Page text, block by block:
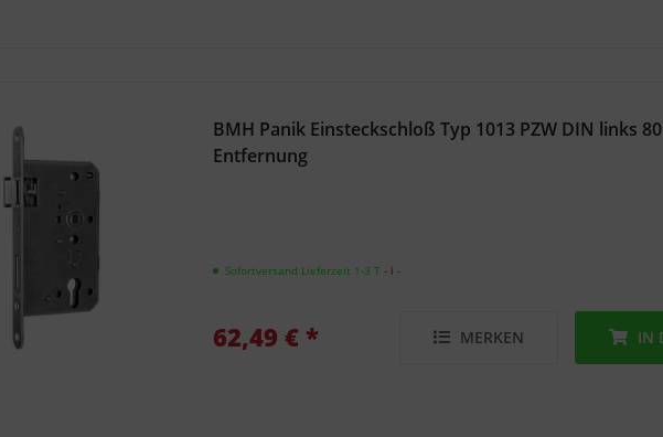
BMH Panik Einsteckschloß Typ 1013 PZW DIN links
Entfernung
Sofortversand Lieferzeit 1-3 T- ℹ -
62,49 € * MERKEN IN